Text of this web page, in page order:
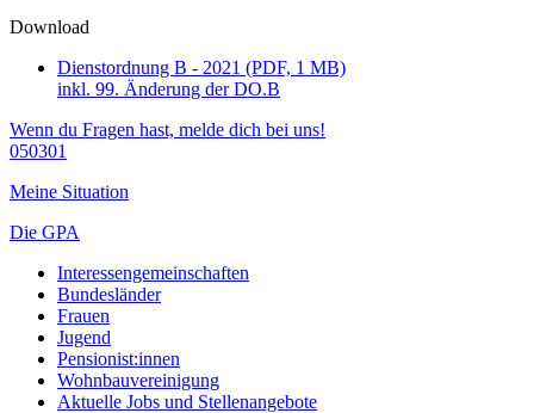
Download
Dienstordnung B - 2021 (PDF, 1 MB)
inkl. 99. Änderung der DO.B
Wenn du Fragen hast, melde dich bei uns!
050301
Meine Situation
Die GPA
Interessengemeinschaften
Bundesländer
Frauen
Jugend
Pensionist:innen
Wohnbauvereinigung
Aktuelle Jobs und Stellenangebote